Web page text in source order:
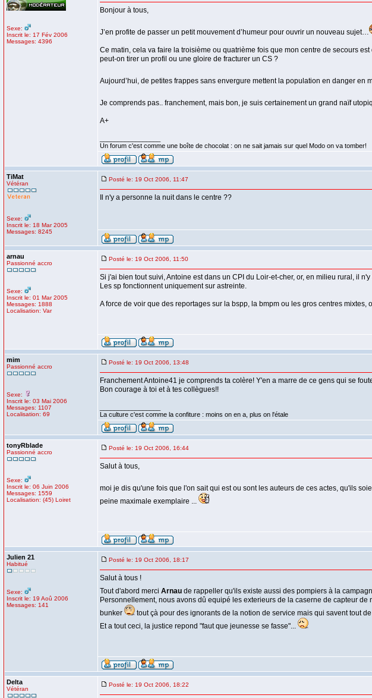
Sexe:
Inscrit le: 17 Fév 2006
Messages: 4396
Bonjour à tous,
J’en profite de passer un petit mouvement d’humeur pour ouvrir un nouveau sujet…
Ce matin, cela va faire la troisième ou quatrième fois que mon centre de secours
peut-on tirer un profil ou une gloire de fracturer un CS ?
Aujourd’hui, de petites frappes sans envergure mettent la population en danger
Je comprends pas.. franchement, mais bon, je suis certainement un grand naïf
A+
Un forum c'est comme une boîte de chocolat : on ne sait jamais sur quel Modo on va tomber!
TiMat
Vétéran
Sexe:
Inscrit le: 18 Mar 2005
Messages: 8245
Posté le: 19 Oct 2006, 11:47
Il n'y a personne la nuit dans le centre ??
arnau
Passionné accro
Sexe:
Inscrit le: 01 Mar 2005
Messages: 1888
Localisation: Var
Posté le: 19 Oct 2006, 11:50
Si j'ai bien tout suivi, Antoine est dans un CPI du Loir-et-cher, or, en milieu rural, il
Les sp fonctionnent uniquement sur astreinte.
A force de voir que des reportages sur la bspp, la bmpm ou les gros centres
mim
Passionné accro
Sexe:
Inscrit le: 03 Mai 2006
Messages: 1107
Localisation: 69
Posté le: 19 Oct 2006, 13:48
Franchement Antoine41 je comprends ta colère! Y'en a marre de ce gens qui se
Bon courage à toi et à tes collègues!!
La culture c'est comme la confiture : moins on en a, plus on l'étale
tonyRblade
Passionné accro
Sexe:
Inscrit le: 06 Juin 2006
Messages: 1559
Localisation: (45) Loiret
Posté le: 19 Oct 2006, 16:44
Salut à tous,
moi je dis qu'une fois que l'on sait qui est ou sont les auteurs de ces actes, qu'ils
peine maximale exemplaire ...
Julien 21
Habitué
Sexe:
Inscrit le: 19 Aoû 2006
Messages: 141
Posté le: 19 Oct 2006, 18:17
Salut à tous !
Tout d'abord merci Arnau de rappeller qu'ils existe aussi des pompiers à la
Personnellement, nous avons dû equipé les exterieurs de la caserne de capteur
bunker
tout çà pour des ignorants de la notion de service mais qui savent tout
Et a tout ceci, la justice repond "faut que jeunesse se fasse"...
Delta
Vétéran
Posté le: 19 Oct 2006, 18:22